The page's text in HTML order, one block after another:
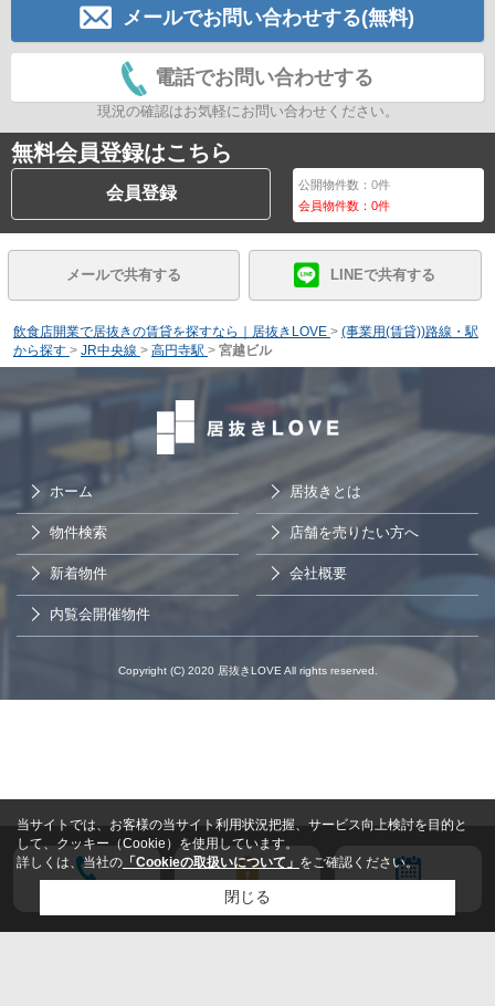
メールでお問い合わせする(無料)
電話でお問い合わせする
現況の確認はお気軽にお問い合わせください。
無料会員登録はこちら
会員登録 公開物件数：0件
会員物件数：0件
メールで共有する LINEで共有する
飲食店開業で居抜きの賃貸を探すなら｜居抜きLOVE > (事業用(賃貸))路線・駅
から探す > JR中央線 > 高円寺駅 > 宮越ビル
ホーム 居抜きとは
物件検索 店舗を売りたい方へ
新着物件 会社概要
内覧会開催物件
会員登録
Copyright (C) 2020 居抜きLOVE All rights reserved.
当サイトでは、お客様の当サイト利用状況把握、サービス向上検討を目的と
して、クッキー（Cookie）を使用しています。
詳しくは、当社の 「Cookieの取扱いについて」 をご確認ください。
閉じる